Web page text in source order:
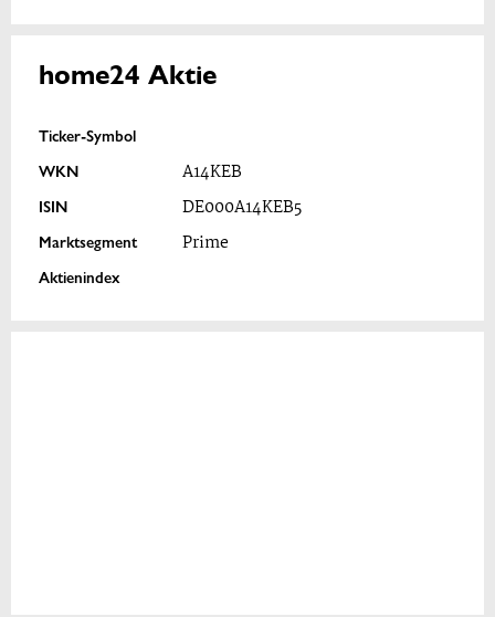
home24 Aktie
Ticker-Symbol
WKN
A14KEB
ISIN DE000A14KEB5
Marktsegment Prime
Aktienindex